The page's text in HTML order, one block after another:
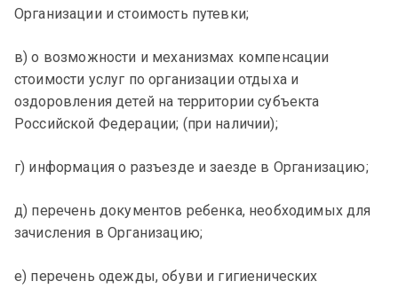
Организации и стоимость путевки;
в) о возможности и механизмах компенсации
стоимости услуг по организации отдыха и
оздоровления детей на территории субъекта
Российской Федерации; (при наличии);
г) информация о разъезде и заезде в Организацию;
д) перечень документов ребенка, необходимых для
зачисления в Организацию;
е) перечень одежды, обуви и гигиенических